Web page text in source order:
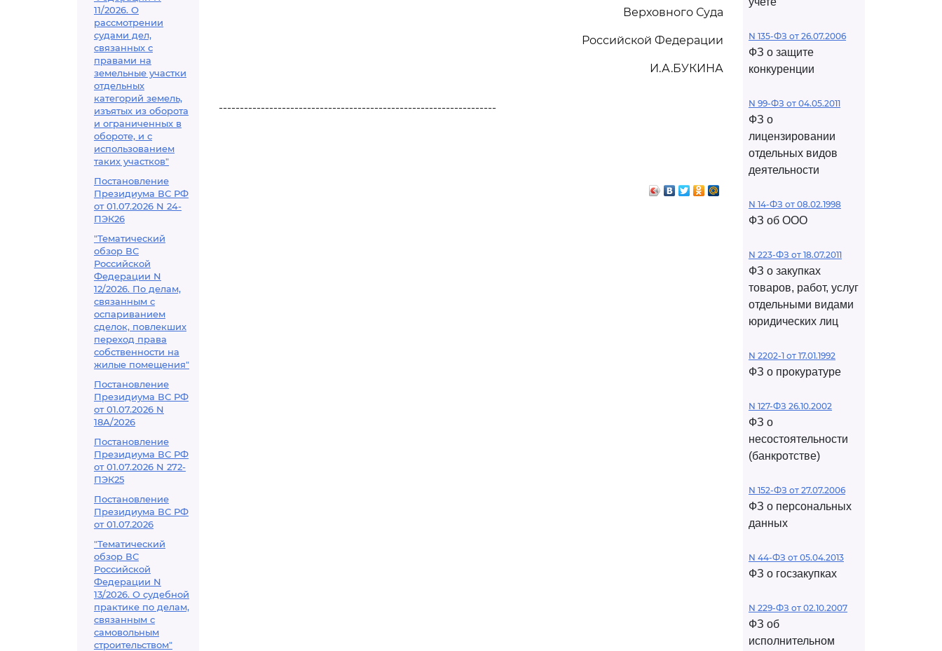
11/2026. О
рассмотрении
судами дел,
связанных с
правами на
земельные участки
отдельных
категорий земель,
изъятых из оборота
и ограниченных в
обороте, и с
использованием
таких участков"
Постановление
Президиума ВС РФ
от 01.07.2026 N 24-
ПЭК26
"Тематический
обзор ВС
Российской
Федерации N
12/2026. По делам,
связанным с
оспариванием
сделок, повлекших
переход права
собственности на
жилые помещения"
Постановление
Президиума ВС РФ
от 01.07.2026 N
18А/2026
Постановление
Президиума ВС РФ
от 01.07.2026 N 272-
ПЭК25
Постановление
Президиума ВС РФ
от 01.07.2026
"Тематический
обзор ВС
Российской
Федерации N
13/2026. О судебной
практике по делам,
связанным с
самовольным
строительством"
Верховного Суда
Российской Федерации
И.А.БУКИНА
------------------------------------------------------------------
N 135-ФЗ от 26.07.2006
ФЗ о защите
конкуренции
N 99-ФЗ от 04.05.2011
ФЗ о
лицензировании
отдельных видов
деятельности
N 14-ФЗ от 08.02.1998
ФЗ об ООО
N 223-ФЗ от 18.07.2011
ФЗ о закупках
товаров, работ, услуг
отдельными видами
юридических лиц
N 2202-1 от 17.01.1992
ФЗ о прокуратуре
N 127-ФЗ 26.10.2002
ФЗ о
несостоятельности
(банкротстве)
N 152-ФЗ от 27.07.2006
ФЗ о персональных
данных
N 44-ФЗ от 05.04.2013
ФЗ о госзакупках
N 229-ФЗ от 02.10.2007
ФЗ об
исполнительном